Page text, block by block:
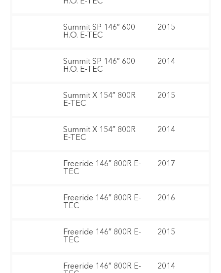
Summit SP 146″ 600
H.O. E-TEC
2015
Summit SP 146″ 600
H.O. E-TEC
2014
Summit X 154″ 800R
E-TEC
2015
Summit X 154″ 800R
E-TEC
2014
Freeride 146″ 800R E-
TEC
2017
Freeride 146″ 800R E-
TEC
2016
Freeride 146″ 800R E-
TEC
2015
Freeride 146″ 800R E-
2014